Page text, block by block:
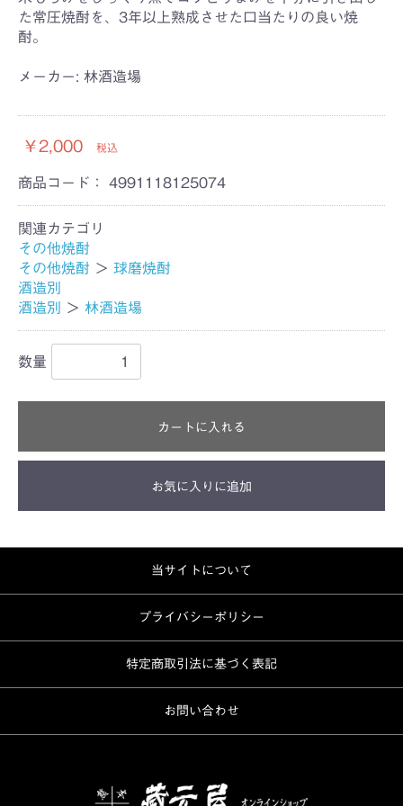
た常圧焼酎を、3年以上熟成させた口当たりの良い焼
酎。
メーカー: 林酒造場
￥2,000 税込
商品コード： 4991118125074
関連カテゴリ
その他焼酎
その他焼酎 ＞ 球磨焼酎
酒造別
酒造別
＞ 林酒造場
数量
カートに入れる
お気に入りに追加
当サイトについて
プライバシーポリシー
特定商取引法に基づく表記
お問い合わせ